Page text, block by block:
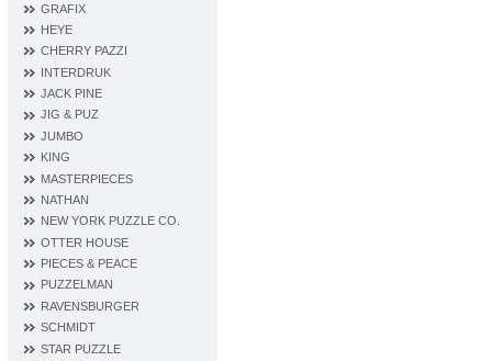
GRAFIX
HEYE
CHERRY PAZZI
INTERDRUK
JACK PINE
JIG & PUZ
JUMBO
KING
MASTERPIECES
NATHAN
NEW YORK PUZZLE CO.
OTTER HOUSE
PIECES & PEACE
PUZZELMAN
RAVENSBURGER
SCHMIDT
STAR PUZZLE